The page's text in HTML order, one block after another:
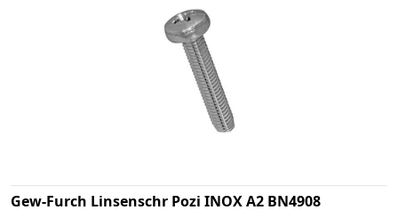
Gew-Furch Linsenschr Pozi INOX A2 BN4908